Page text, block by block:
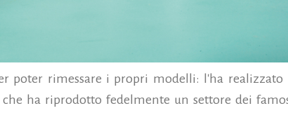
poter rimessare i propri modelli: l'ha realizzato
ha riprodotto fedelmente un settore dei